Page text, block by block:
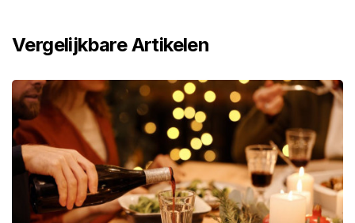
Vergelijkbare Artikelen